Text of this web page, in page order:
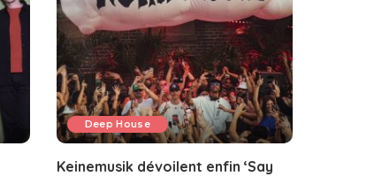
Deep House
Keinemusik dévoilent enfin ‘Say